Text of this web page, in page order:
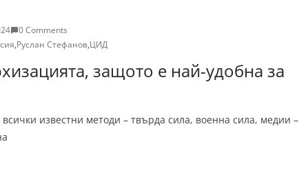
0 Comments
,Руслан Стефанов,ЦИД
защото е най-удобна за
известни методи – твърда сила, военна сила, медии –